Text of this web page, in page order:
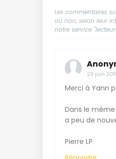
Les commentaires
ou non, selon leur
notre service
29 juin
Merci à Yann
Dans le
a peu de
Pierre LP